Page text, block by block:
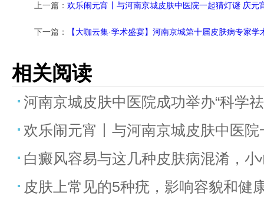
上一篇： 欢乐闹元宵丨与河南京城皮肤中医院一起猜灯谜 庆元
下一篇： 【大咖云集·学术盛宴】河南京城第十届皮肤病专家
相关阅读
河南京城皮肤中医院成功举办“科学
欢乐闹元宵丨与河南京城皮肤中医
白癜风容易与这几种皮肤病混淆，小
皮肤上常见的5种疣，影响容貌和健